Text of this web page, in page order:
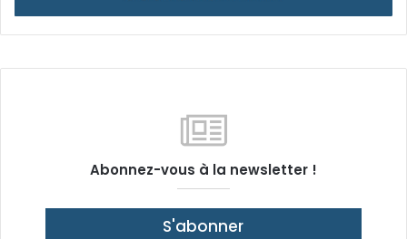
Abonnez-vous à la newsletter !
S'abonner